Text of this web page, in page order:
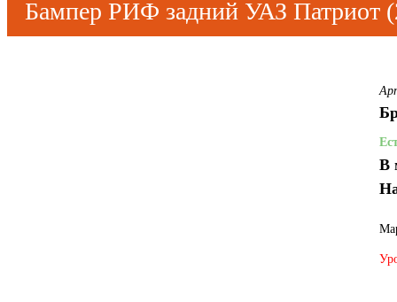
Бампер РИФ задний УАЗ Патриот
В